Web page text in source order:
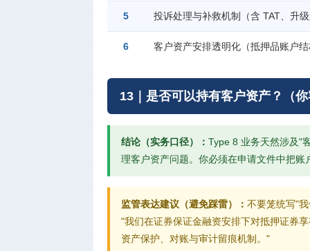
5 投诉处理与补救机制（含 TAT、升
6 客户资产安排透明化（抵押品账户
13｜是否可以持有客户资产？（
结论（实务口径）： Type 8 业务天然涉及"
理客户资产问题。你必须在申请文件中把
监管表达建议（避免踩雷）： 不要笼统写"
"我们在证券保证金融资安排下对抵押证券
资产保护、对账与审计留痕机制。"